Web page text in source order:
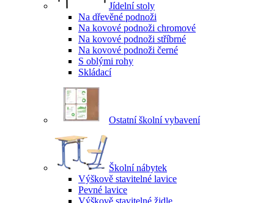
Jídelní stoly
Na dřevěné podnoži
Na kovové podnoži chromové
Na kovové podnoži stříbrné
Na kovové podnoži černé
S oblými rohy
Skládací
Ostatní školní vybavení
Školní nábytek
Výškově stavitelné lavice
Pevné lavice
Výškově stavitelné židle